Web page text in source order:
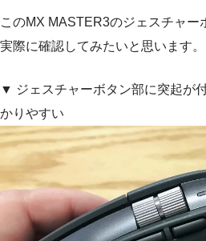
このMX MASTER3のジェスチャー
実際に確認してみたいと思います。
▼ ジェスチャーボタン部に突起が
かりやすい